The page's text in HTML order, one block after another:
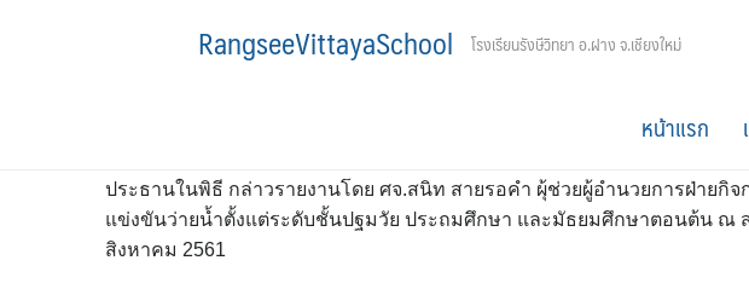
RangseeVittayaSchool โรงเรียนรังษีวิทยา อ.ฝาง จ.เชียงใหม่
หน้าแรก
การแข่งขัน RSV Swimming (ภายใน) ครั้งที่ 1 ประจำปี 2561
ประธานในพิธี กล่าวรายงานโดย ศจ.สนิท สายรอคำ ผุ้ช่วยผู้อำนวยการฝ่ายกิ
แข่งขันว่ายน้ำตั้งแต่ระดับชั้นปฐมวัย ประถมศึกษา และมัธยมศึกษาตอนต้น ณ
สิงหาคม 2561